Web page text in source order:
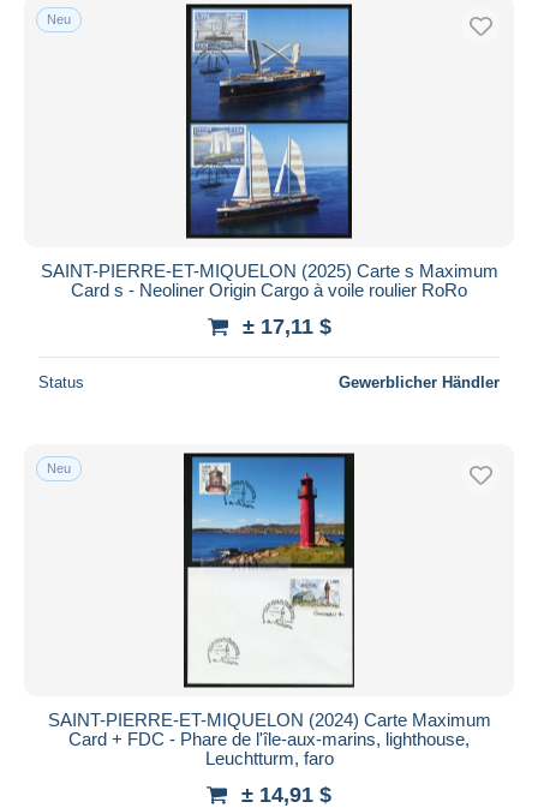
Neu
SAINT-PIERRE-ET-MIQUELON (2025) Carte s Maximum
Card s - Neoliner Origin Cargo à voile roulier RoRo
± 17,11 $
Status Gewerblicher Händler
Neu
SAINT-PIERRE-ET-MIQUELON (2024) Carte Maximum
Card + FDC - Phare de l'île-aux-marins, lighthouse,
Leuchtturm, faro
± 14,91 $